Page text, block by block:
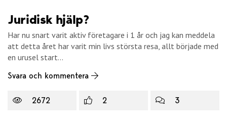
2672 2 3
Juridisk hjälp?
Har nu snart varit aktiv företagare i 1 år och jag kan meddela
att detta året har varit min livs största resa, allt började med
en urusel start...
Svara och kommentera